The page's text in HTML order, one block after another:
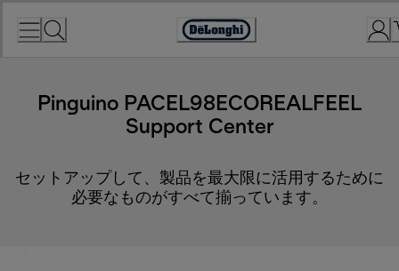
Accessibility
Pinguino PACEL98ECOREALFEEL
Support Center
セットアップして、製品を最大限に活用するために
必要なものがすべて揃っています。